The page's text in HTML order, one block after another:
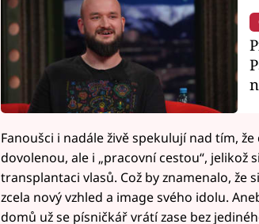
Fanoušci i nadále živě spekulují nad tím,
dovolenou, ale i „pracovní cestou“, jelikož
transplantaci vlasů. Což by znamenalo, že
zcela nový vzhled a image svého idolu.
domů už se písničkář vrátí zase bez